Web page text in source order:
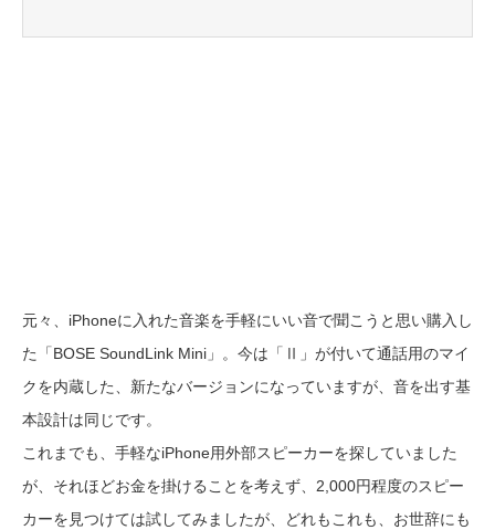
元々、iPhoneに入れた音楽を手軽にいい音で聞こうと思い購入し
た「BOSE SoundLink Mini」。今は「Ⅱ」が付いて通話用のマイ
クを内蔵した、新たなバージョンになっていますが、音を出す基
本設計は同じです。
これまでも、手軽なiPhone用外部スピーカーを探していました
が、それほどお金を掛けることを考えず、2,000円程度のスピー
カーを見つけては試してみましたが、どれもこれも、お世辞にも